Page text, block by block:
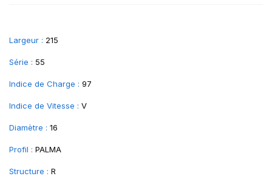
Largeur : 215
Série : 55
Indice de Charge : 97
Indice de Vitesse : V
Diamètre : 16
Profil : PALMA
Structure : R